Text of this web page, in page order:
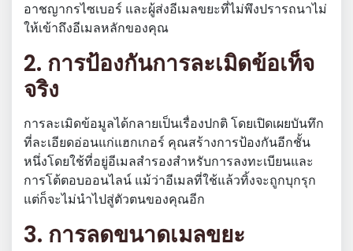
อาชญากรไซเบอร์ และผู้ส่งอีเมลขยะที่ไม่พึงปรารถนาไม่
ให้เข้าถึงอีเมลหลักของคุณ
2. การป้องกันการละเมิดข้อเท็จ
จริง
การละเมิดข้อมูลได้กลายเป็นเรื่องปกติ โดยเปิดเผยบันทึก
ที่ละเอียดอ่อนแก่แฮกเกอร์ คุณสร้างการป้องกันอีกชั้น
หนึ่งโดยใช้ที่อยู่อีเมลสำรองสำหรับการลงทะเบียนและ
การโต้ตอบออนไลน์ แม้ว่าอีเมลที่ใช้แล้วทิ้งจะถูกบุกรุก
แต่ก็จะไม่นำไปสู่ตัวตนของคุณอีก
3. การลดขนาดเมลขยะ